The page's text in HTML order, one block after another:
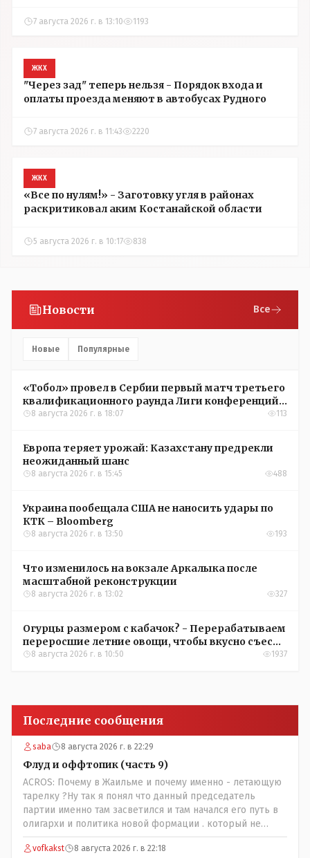
7 августа 2026 г. в 13:10 1193
ЖКХ
"Через зад" теперь нельзя - Порядок входа и
оплаты проезда меняют в автобусах Рудного
7 августа 2026 г. в 11:43 2220
ЖКХ
«Все по нулям!» - Заготовку угля в районах
раскритиковал аким Костанайской области
5 августа 2026 г. в 10:17 838
Новости Все
Новые Популярные
«Тобол» провел в Сербии первый матч третьего
квалификационного раунда Лиги конференций
УЕФА
8 августа 2026 г. в 18:07 113
Европа теряет урожай: Казахстану предрекли
неожиданный шанс
8 августа 2026 г. в 15:45 488
Украина пообещала США не наносить удары по
КТК – Bloomberg
8 августа 2026 г. в 13:50 193
Что изменилось на вокзале Аркалыка после
масштабной реконструкции
8 августа 2026 г. в 13:02 327
Огурцы размером с кабачок? - Перерабатываем
переросшие летние овощи, чтобы вкусно съесть
зимой
8 августа 2026 г. в 10:50 1937
Последние сообщения
saba 8 августа 2026 г. в 22:29
Флуд и оффтопик (часть 9)
ACROS: Почему в Жаильме и почему именно - летающую
тарелку ?Ну так я понял что данный председатель
партии именно там засветился и там начался его путь в
олигархи и политика новой формации . который не
стесняется указать президенту на необходимость
скорого ухода! А летающая тарелка, потому что ещё не
vofkakst 8 августа 2026 г. в 22:18